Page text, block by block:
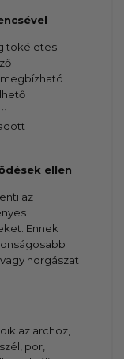
tökéletes
ellen
az
Ennek
horgászat
az archoz,
por,